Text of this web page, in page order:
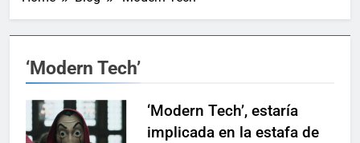
‘Modern Tech’
‘Modern Tech’, estaría
implicada en la estafa de